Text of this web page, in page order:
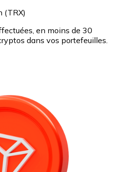
(TRX)
en moins de 30
dans vos portefeuilles.